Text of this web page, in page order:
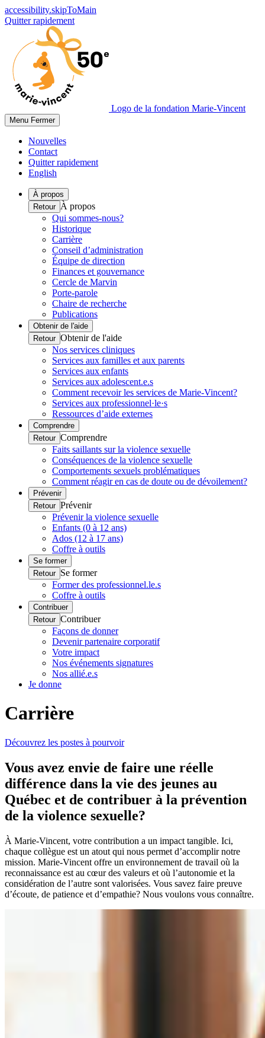
accessibility.skipToMain
Quitter rapidement
Logo de la fondation Marie-Vincent
Menu Fermer
Nouvelles
Contact
Quitter rapidement
English
À propos
Retour À propos
Qui sommes-nous?
Historique
Carrière
Conseil d’administration
Équipe de direction
Finances et gouvernance
Cercle de Marvin
Porte-parole
Chaire de recherche
Publications
Obtenir de l'aide
Retour Obtenir de l'aide
Nos services cliniques
Services aux familles et aux parents
Services aux enfants
Services aux adolescent.e.s
Comment recevoir les services de Marie-Vincent?
Services aux professionnel·le·s
Ressources d’aide externes
Comprendre
Retour Comprendre
Faits saillants sur la violence sexuelle
Conséquences de la violence sexuelle
Comportements sexuels problématiques
Comment réagir en cas de doute ou de dévoilement?
Prévenir
Retour Prévenir
Prévenir la violence sexuelle
Enfants (0 à 12 ans)
Ados (12 à 17 ans)
Coffre à outils
Se former
Retour Se former
Former des professionnel.le.s
Coffre à outils
Contribuer
Retour Contribuer
Façons de donner
Devenir partenaire corporatif
Votre impact
Nos événements signatures
Nos allié.e.s
Je donne
Carrière
Découvrez les postes à pourvoir
Vous avez envie de faire une réelle
différence dans la vie des jeunes au
Québec et de contribuer à la prévention
de la violence sexuelle?
À Marie-Vincent, votre contribution a un impact tangible. Ici,
chaque collègue est un atout qui nous permet d’accomplir notre
mission. Marie-Vincent offre un environnement de travail où la
reconnaissance est au cœur des valeurs et où l’autonomie et la
considération de l’autre sont valorisées. Vous savez faire preuve
d’écoute, de patience et d’empathie? Nous voulons vous connaître.